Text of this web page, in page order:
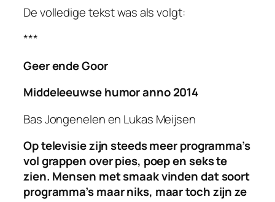
De volledige tekst was als volgt:
***
Geer ende Goor
Middeleeuwse humor anno 2014
Bas Jongenelen en Lukas Meijsen
Op televisie zijn steeds meer programma’s
vol grappen over pies, poep en seks te
zien. Mensen met smaak vinden dat soort
programma’s maar niks, maar toch zijn ze